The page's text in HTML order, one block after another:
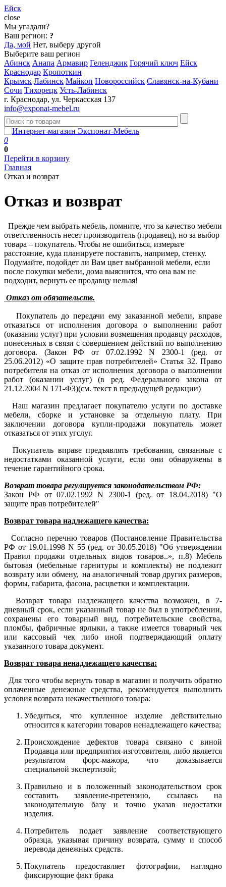
Ейск
close
Мы угадали?
Ваш регион: ?
Да, мой Нет, выберу другой
Выберите ваш регион
Абинск Анапа Армавир Геленджик Горячий ключ Ейск
Краснодар Кропоткин
Крымск Лабинск Майкоп Новороссийск Славянск-на-Кубани
Сочи Тихорецк Усть-Лабинск
г. Краснодар, ул. Черкасская 137
info@exponat-mebel.ru
0
0
Перейти в корзину
Главная
Отказ и возврат
Отказ и возврат
Прежде чем выбрать мебель, помните, что за качество мебели
ответственность несет производитель (продавец), но за выбор
товара – покупатель. Чтобы не ошибиться, измерьте
расстояние, куда планируете поставить, например, стенку.
Подумайте, подойдет ли Вам цвет выбранной мебели, если
после покупки мебели, дома выяснится, что она вам не
подходит, вернуть ее продавцу нельзя!
Отказ от обязательств.
Покупатель до передачи ему заказанной мебели, вправе
отказаться от исполнения договора о выполнении работ
(оказании услуг) при условии возмещения продавцу расходов,
понесенных в связи с совершением действий по выполнению
договора. (Закон РФ от 07.02.1992 N 2300-1 (ред. от
25.06.2012) «О защите прав потребителей» Статья 32. Право
потребителя на отказ от исполнения договора о выполнении
работ (оказании услуг) (в ред. Федерального закона от
21.12.2004 N 171-ФЗ)(см. текст в предыдущей редакции)
Наш магазин предлагает покупателю услуги по доставке
мебели, сборке и установке за отдельную плату. При
заключении договора купли-продажи покупатель может
отказаться от этих угслуг.
Покупатель вправе предъявлять требования, связанные с
недостатками оказанной услуги, если они обнаружены в
течение гарантийного срока.
Возврат товара регулируется законодательством РФ:
Закон РФ от 07.02.1992 N 2300-1 (ред. от 18.04.2018) "О
защите прав потребителей"
Возврат товара надлежащего качества:
Согласно перечню товаров (Постановление Правительства
РФ от 19.01.1998 N 55 (ред. от 30.05.2018) "Об утверждении
Правил продажи отдельных видов товаров..», п.8) Мебель
бытовая (мебельные гарнитуры и комплекты) не подлежит
возврату или обмену, на аналогичный товар других размеров,
формы, габарита, фасона, расцветки и комплектации.
Возврат товара надлежащего качества возможен, в 7-
дневный срок, если указанный товар не был в употреблении,
сохранены его товарный вид, потребительские свойства,
пломбы, фабричные ярлыки, а также имеется товарный чек
или кассовый чек либо иной подтверждающий оплату
указанного товара документ.
Возврат товара ненадлежащего качества:
Для того чтобы вернуть товар в магазин и получить обратно
оплаченные денежные средства, рекомендуется выполнить
условия возврата некачественного товара:
Убедиться, что купленное изделие действительно
относится к категории товаров ненадлежащего качества;
Происхождение дефектов товара связано с виной
Продавца или предприятия-изготовителя, либо является
результатом форс-мажора, что доказывается
специальной экспертизой;
Правильно и в положенный законодательством срок
составить заявление-претензию, ссылаясь на
законодательную базу и точно указав недостатки
изделия.
Потребитель подает заявление соответствующего
образца, указывая причину возврата, сумму и способ
перевода денежных средств.
Покупатель предоставляет фотографии, наглядно
фиксирующие факт брака